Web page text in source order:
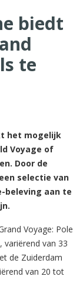
biedt
te
het mogelijk
Voyage of
Door de
selectie van
beleving aan te
Voyage: Pole
van 33
de Zuiderdam
van 20 tot